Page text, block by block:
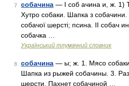
7 собачина — I соб ачина и, ж. 1)
Хутро собаки. Шапка з собачини.
собачої шерсті; псина. II собач
собачка …
Український тлумачний словник
8 собачина — ы; ж. 1. Мясо
Шапка из рыжей собачины. 3.
шерсти. Пахнет собачиной …